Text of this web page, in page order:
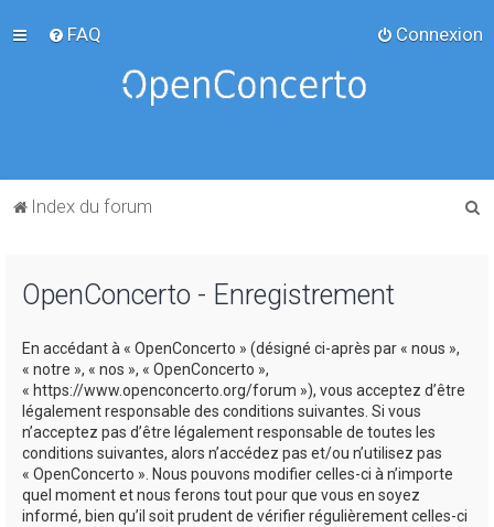
FAQ Connexion
Index du forum
OpenConcerto - Enregistrement
En accédant à « OpenConcerto » (désigné ci-après par « nous »,
« notre », « nos », « OpenConcerto »,
« https://www.openconcerto.org/forum »), vous acceptez d’être
légalement responsable des conditions suivantes. Si vous
n’acceptez pas d’être légalement responsable de toutes les
conditions suivantes, alors n’accédez pas et/ou n’utilisez pas
« OpenConcerto ». Nous pouvons modifier celles-ci à n’importe
quel moment et nous ferons tout pour que vous en soyez
informé, bien qu’il soit prudent de vérifier régulièrement celles-ci